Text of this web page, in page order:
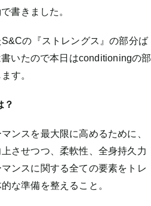
書きました。
の『ストレングス』の部分ば
いたので本日はconditioningの部
す。
？
ンスを最大限に高めるために、
させつつ、柔軟性、全身持久力
ンスに関する全ての要素をトレ
な準備を整えること。